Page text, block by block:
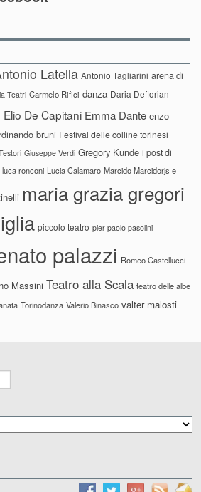
Latella Antonio Tagliarini arena di
Teatri Carmelo Rifici danza Daria Deflorian
Elio De Capitani Emma Dante enzo
bruni Festival delle colline torinesi
Giuseppe Verdi Gregory Kunde i post di
luca ronconi Lucia Calamaro Marcido Marcidorjs e
maria grazia gregori
piccolo teatro pier paolo pasolini
palazzi Romeo Castellucci
Massini Teatro alla Scala teatro delle albe
Torinodanza Valerio Binasco valter malosti